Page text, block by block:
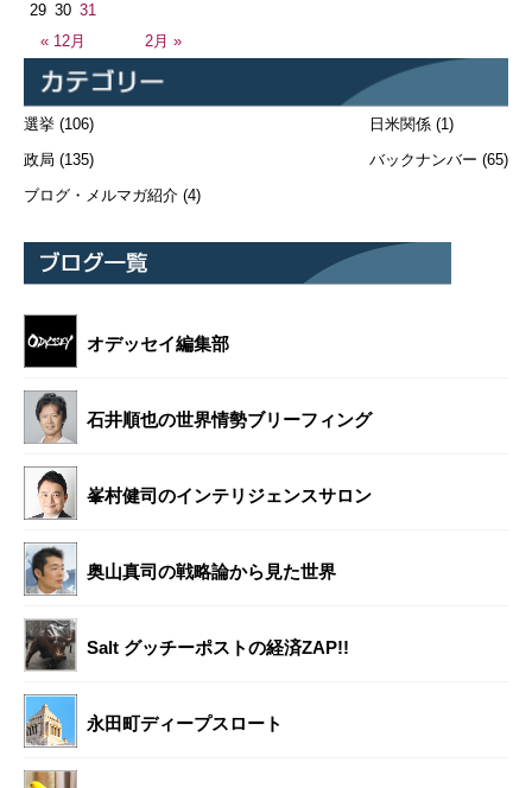
« 12月 2月 »
29 30 31
選挙 (106)
政局 (135)
ブログ・メルマガ紹介 (4)
日米関係 (1)
バックナンバー (65)
オデッセイ編集部
石井順也の世界情勢ブリーフィング
峯村健司のインテリジェンスサロン
奥山真司の戦略論から見た世界
Salt グッチーポストの経済ZAP!!
永田町ディープスロート